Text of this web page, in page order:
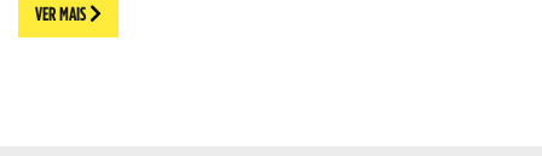
VER MAIS